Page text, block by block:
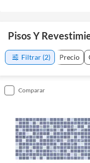
Pisos Y
Filtrar (2) Precio
comparar